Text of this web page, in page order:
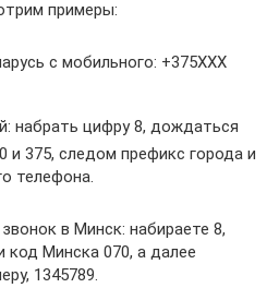
примеры:
с мобильного: +375XXX
набрать цифру 8, дождаться
и 375, следом префикс города и
телефона.
в Минск: набираете 8,
код Минска 070, а далее
1345789.